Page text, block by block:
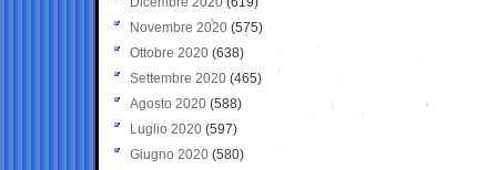
Novembre 2020 (575)
Ottobre 2020 (638)
Settembre 2020(465)
Agosto 2020 (588)
Luglio 2020 (597)
Giugno 2020 (580)